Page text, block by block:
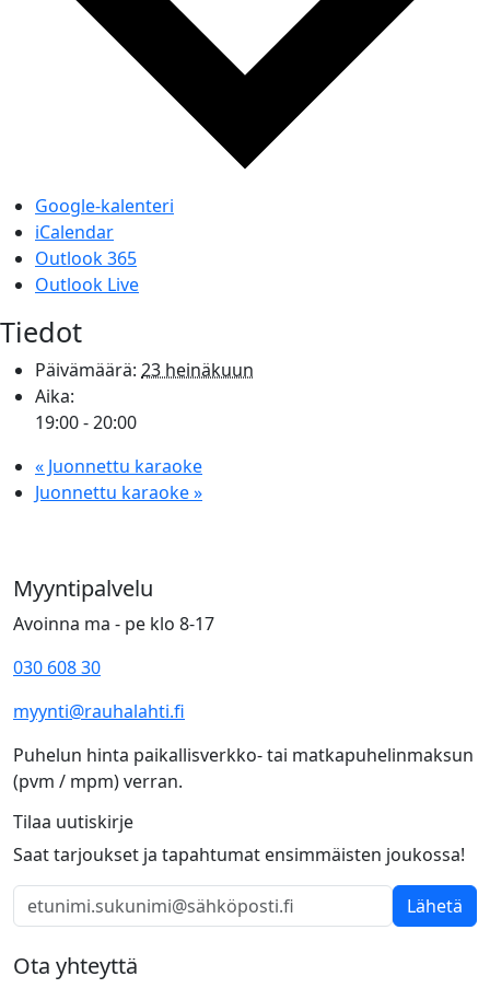
Google-kalenteri
iCalendar
Outlook 365
Outlook Live
Tiedot
Päivämäärä: 23 heinäkuun
Aika:
19:00 - 20:00
« Juonnettu karaoke
Juonnettu karaoke»
Myyntipalvelu
Avoinna ma - pe klo 8-17
030 608 30
myynti@rauhalahti.fi
Puhelun hinta paikallisverkko- tai matkapuhelinmaksun
(pvm / mpm) verran.
Tilaa uutiskirje
Saat tarjoukset ja tapahtumat ensimmäisten joukossa!
Lähetä
Ota yhteyttä